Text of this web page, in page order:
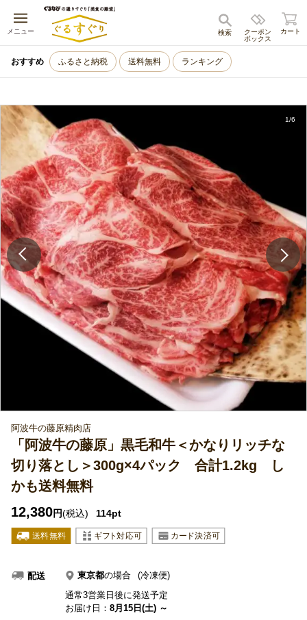
メニュー
キャンセル
クーポン
ボックス
検索 カート
おすすめ ふるさと納税 送料無料 ランキング
1/6
阿波牛の藤原精肉店
「阿波牛の藤原」黒毛和牛＜かなりリッチな
切り落とし＞300g×4パック 合計1.2kg し
かも送料無料
12,380円(税込) 114pt
配送 東京都の場合
(冷凍便)
通常3営業日後に発送予定
お届け日： 8月15日(土) ～